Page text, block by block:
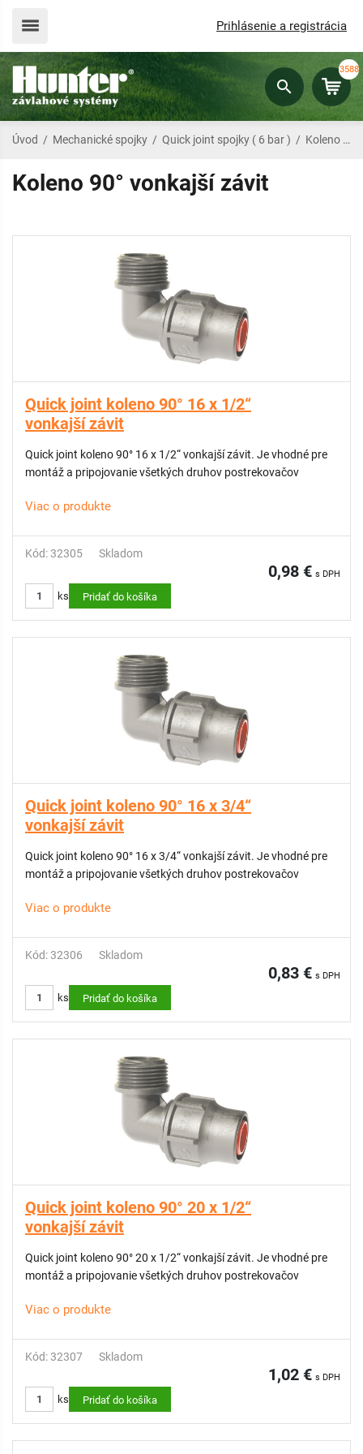
Prihlásenie a registrácia
3588
Úvod / Mechanické spojky / Quick joint spojky ( 6 bar ) / Koleno 90° vonkajší závit
Koleno 90° vonkajší závit
Quick joint koleno 90° 16 x 1/2“
vonkajší závit
Quick joint koleno 90° 16 x 1/2“ vonkajší závit. Je vhodné pre
montáž a pripojovanie všetkých druhov postrekovačov
Viac o produkte
Kód: 32305 Skladom
0,98 € s DPH
ks Pridať do košíka
Quick joint koleno 90° 16 x 3/4“
vonkajší závit
Quick joint koleno 90° 16 x 3/4“ vonkajší závit. Je vhodné pre
montáž a pripojovanie všetkých druhov postrekovačov
Viac o produkte
Kód: 32306 Skladom
0,83 € s DPH
ks Pridať do košíka
Quick joint koleno 90° 20 x 1/2“
vonkajší závit
Quick joint koleno 90° 20 x 1/2“ vonkajší závit. Je vhodné pre
montáž a pripojovanie všetkých druhov postrekovačov
Viac o produkte
Kód: 32307 Skladom
1,02 € s DPH
ks Pridať do košíka